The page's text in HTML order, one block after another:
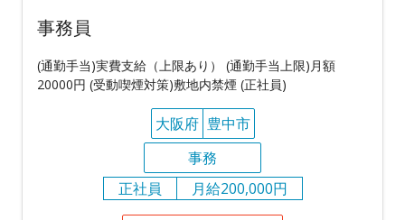
事務員
(通勤手当)実費支給（上限あり） (通勤手当上限)月額
20000円 (受動喫煙対策)敷地内禁煙 (正社員)
大阪府 豊中市
事務
正社員
月給200,000円